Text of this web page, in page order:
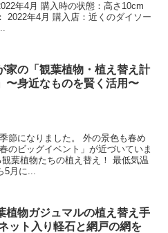
年4月 購入時の状態：高さ10cm
2022年4月 購入店：近くのダイソー
家の「観葉植物・植え替え計
〜身近なものを賢く活用〜
節になりました。 外の景色も春め
のビッグイベント」が近づいていま
葉植物たちの植え替え！ 最低気温
月に...
植物ガジュマルの植え替え手
ット入り軽石と網戸の網を